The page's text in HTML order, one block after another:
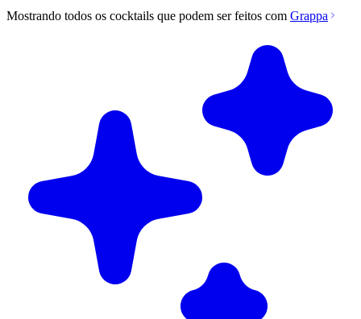
Mostrando todos os cocktails que podem ser feitos com Grappa